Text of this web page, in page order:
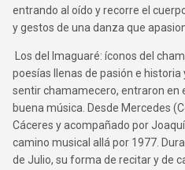
entrando al oído y recorre el
y gestos de una danza que
Los del Imaguaré: íconos del
poesías llenas de pasión e historia
sentir chamamecero, entraron en
buena música. Desde Mercedes
Cáceres y acompañado por
camino musical allá por 1977.
de Julio, su forma de recitar y de